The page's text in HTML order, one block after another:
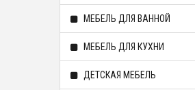
МЕБЕЛЬ ДЛЯ ВАННОЙ
МЕБЕЛЬ ДЛЯ КУХНИ
ДЕТСКАЯ МЕБЕЛЬ